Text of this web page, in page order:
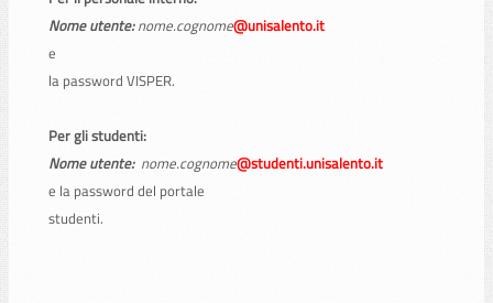
Nome utente:nome.cognome@unisalento.it
e
la password VISPER.
Per gli studenti:
Nome utente: nome.cognome@studenti.unisalento.it
e la password del portale
studenti.